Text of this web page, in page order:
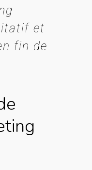
et
fin de